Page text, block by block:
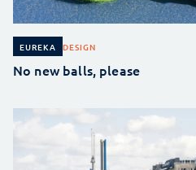
EUREKA DESIGN
No new balls, please